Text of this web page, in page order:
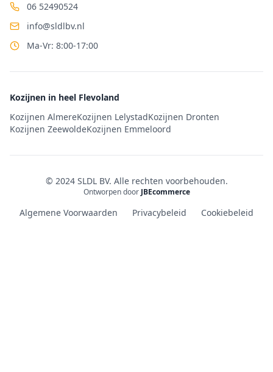
06 52490524
info@sldlbv.nl
Ma-Vr: 8:00-17:00
Kozijnen in heel Flevoland
Kozijnen AlmereKozijnen LelystadKozijnen Dronten
Kozijnen ZeewoldeKozijnen Emmeloord
© 2024 SLDL BV. Alle rechten voorbehouden.
Ontworpen door JBEcommerce
Algemene Voorwaarden Privacybeleid Cookiebeleid